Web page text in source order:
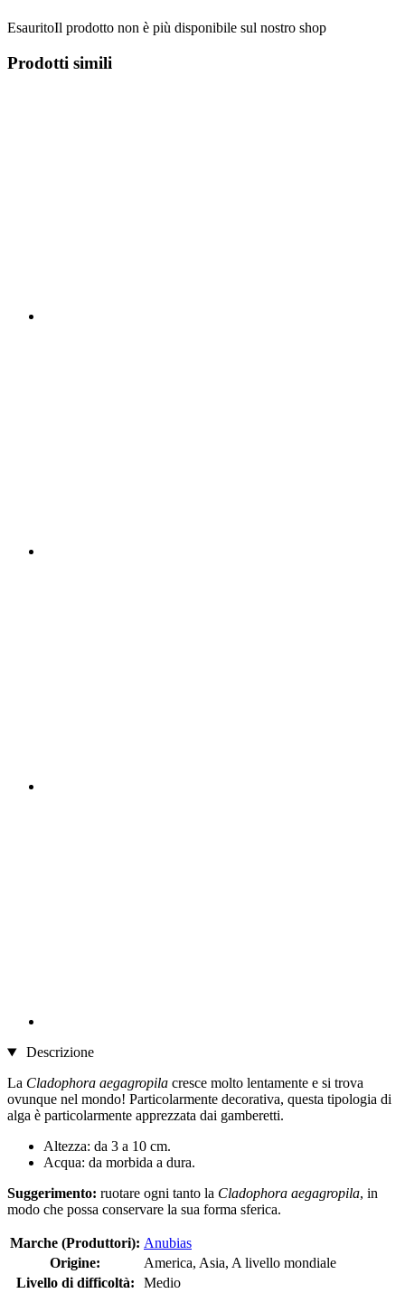
EsauritoIl prodotto non è più disponibile sul nostro shop
Prodotti simili
Descrizione
La Cladophora aegagropila cresce molto lentamente e si trova
ovunque nel mondo! Particolarmente decorativa, questa tipologia di
alga è particolarmente apprezzata dai gamberetti.
Altezza: da 3 a 10 cm.
Acqua: da morbida a dura.
Suggerimento: ruotare ogni tanto la Cladophora aegagropila, in
modo che possa conservare la sua forma sferica.
Marche (Produttori): Anubias
Origine:
America, Asia, A livello mondiale
Livello di difficoltà:
Medio